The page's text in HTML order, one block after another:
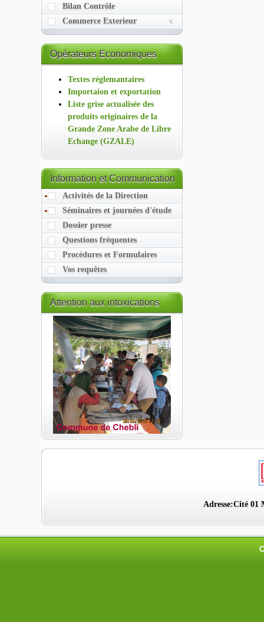
Bilan Contrôle
Commerce Exterieur
OpérateursEconomiques
Textes réglemantaires
Importaion et exportation
Liste grise actualisée des
produits originaires de la
Grande Zone Arabe de Libre
Echange (GZALE)
Informationet Communication
Activités de la Direction
Séminaires et journées d'étude
Dossier presse
Questions fréquentes
Procédures et Formulaires
Vos requêtes
Attentionaux intoxications
alimentaires
Adresse:Cité